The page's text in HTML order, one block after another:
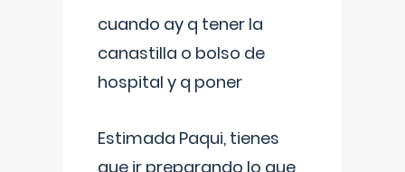
cuando ay q tener la
canastilla o bolso de
hospital y q poner
Estimada Paqui, tienes
que ir preparando lo que